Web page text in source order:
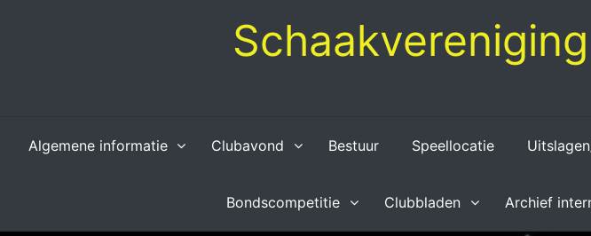
Algemene informatie Clubavond Bestuur Speellocatie
Bondscompetitie Clubbladen Archief